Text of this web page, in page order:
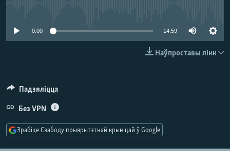
0:00 14:59
Наўпроставы лінк
Падзяліцца
Без VPN
Зрабіце Свабоду прыярытэтнай крыніцай ў Google